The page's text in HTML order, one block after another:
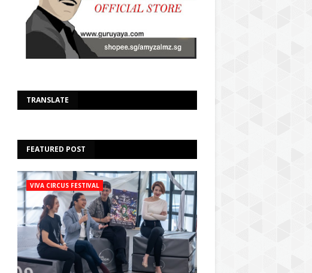
TRANSLATE
FEATURED POST
VIVA CIRCUS FESTIVAL